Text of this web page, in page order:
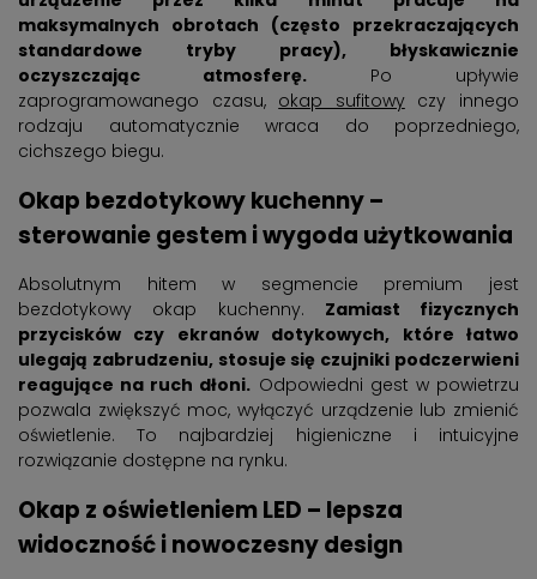
maksymalnych obrotach (często przekraczających
standardowe tryby pracy), błyskawicznie
oczyszczając atmosferę. Po upływie
zaprogramowanego czasu, okap sufitowyczy innego
rodzaju automatycznie wraca do poprzedniego,
cichszego biegu.
Okap bezdotykowy kuchenny –
sterowanie gestem i wygoda użytkowania
Absolutnym hitem w segmencie premium jest
bezdotykowy okap kuchenny. Zamiast fizycznych
przycisków czy ekranów dotykowych, które łatwo
ulegają zabrudzeniu, stosuje się czujniki podczerwieni
reagujące na ruch dłoni. Odpowiedni gest w powietrzu
pozwala zwiększyć moc, wyłączyć urządzenie lub zmienić
oświetlenie. To najbardziej higieniczne i intuicyjne
rozwiązanie dostępne na rynku.
Okap z oświetleniem LED – lepsza
widoczność i nowoczesny design